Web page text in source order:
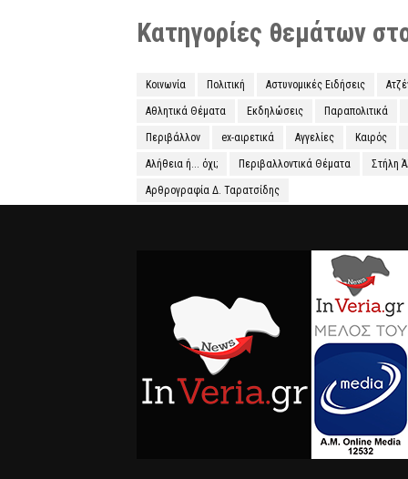
Κατηγορίες θεμάτων
Κοινωνία Πολιτική Αστυνομικές Ειδήσεις
Αθλητικά Θέματα Εκδηλώσεις Παραπολιτικά
Περιβάλλον ex-αιρετικά Αγγελίες Καιρός
Αλήθεια ή... όχι; Περιβαλλοντικά Θέματα Στήλη
Αρθρογραφία Δ. Ταρατσίδης